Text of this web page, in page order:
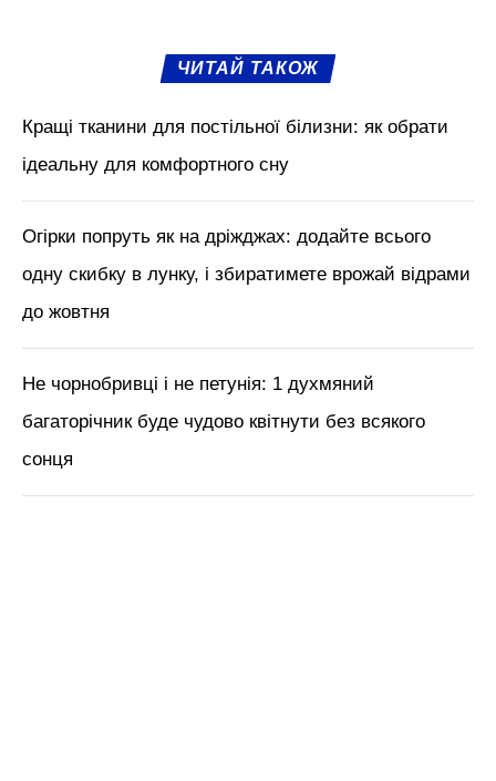
ЧИТАЙ ТАКОЖ
Кращі тканини для постільної білизни: як обрати
ідеальну для комфортного сну
Огірки попруть як на дріжджах: додайте всього
одну скибку в лунку, і збиратимете врожай відрами
до жовтня
Не чорнобривці і не петунія: 1 духмяний
багаторічник буде чудово квітнути без всякого
сонця